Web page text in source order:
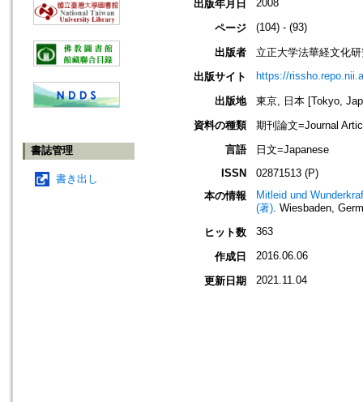
書誌管理
書き出し
出版年月日 2008
ページ (104) - (93)
出版者
立正大学法華経文化
出版サイト
https://
出版地
東京, 日本 [Tokyo,
資料の種類
期刊論文=Journal
言語
日文=Japanese
ISSN
02871513 (P)
本の情報
Mitleid und
(著). Wiesbaden,
ヒット数
363
作成日 2016.06.06
更新日期 2021.11.04